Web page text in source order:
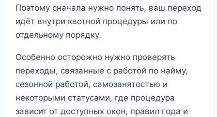
Поэтому сначала нужно понять, ваш переход
идёт внутри квотной процедуры или по
отдельному порядку.
Особенно осторожно нужно проверять
переходы, связанные с работой по найму,
сезонной работой, самозанятостью и
некоторыми статусами, где процедура
зависит от доступных окон, правил года и